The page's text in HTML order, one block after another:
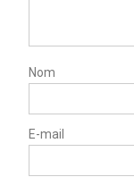
Nom
E-mail